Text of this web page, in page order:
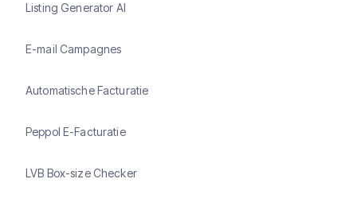
Listing Generator AI
E-mail Campagnes
Automatische Facturatie
Peppol E-Facturatie
LVB Box-size Checker